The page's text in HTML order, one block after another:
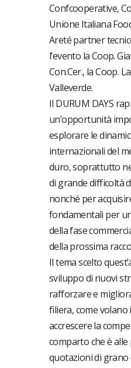
Confcooperative,
Unione Italiana
Areté partner
l’evento la Coop.
Con.Cer., la Coop.
Valleverde.
Il DURUM DAYS
un’opportunità
esplorare le
internazionali del
duro, soprattutto
di grande difficoltà
nonché per
fondamentali per
della fase
della prossima
Il tema scelto
sviluppo di nuovi
rafforzare e
filiera, come
accrescere la
comparto che è alle
quotazioni di